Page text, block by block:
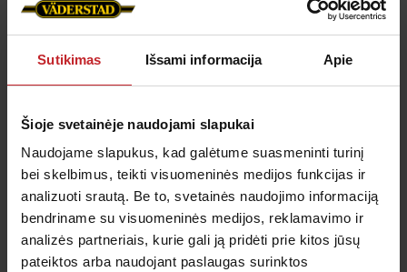
Sutikimas Išsami informacija Apie
Šioje svetainėje naudojami slapukai
Naudojame slapukus, kad galėtume suasmeninti turinį
bei skelbimus, teikti visuomeninės medijos funkcijas ir
analizuoti srautą. Be to, svetainės naudojimo informaciją
bendriname su visuomeninės medijos, reklamavimo ir
analizės partneriais, kurie gali ją pridėti prie kitos jūsų
pateiktos arba naudojant paslaugas surinktos
2024 m. vasarą pristatoma nauja elektroninė
sistema WSX tiksliosioms sėjamosioms Väderstad
Tempo F, Tempo V ir Tempo L. Atnaujinus šių
užtikrinančios tikslumą laukuose. Naujos funkcijos
apima automatinį sėklų atskyrimą, aktyvų
hidraulinį sėjimo sekcijų spaudimą ir posūkių
kompensavimą.
2023-09-11